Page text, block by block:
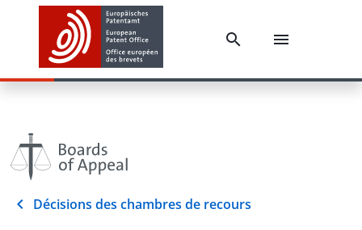
Décisions des chambres de recours